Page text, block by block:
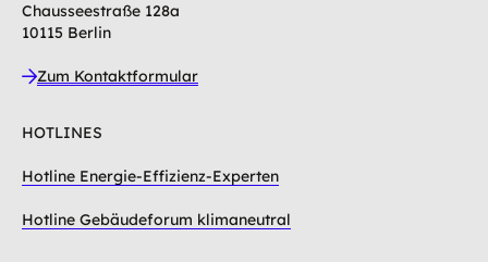
Chausseestraße 128a
10115 Berlin
Zum Kontaktformular
HOTLINES
Hotline Energie-Effizienz-Experten
Hotline Gebäudeforum klimaneutral